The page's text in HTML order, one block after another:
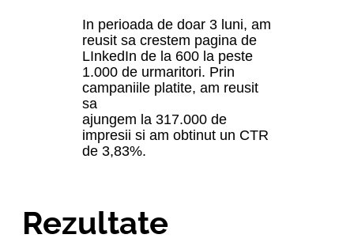
In perioada de doar 3 luni, am
reusit sa crestem pagina de
LInkedIn de la 600 la peste
1.000 de urmaritori. Prin
campaniile platite, am reusit
sa
ajungem la 317.000 de
impresii si am obtinut un CTR
de 3,83%.
Rezultate